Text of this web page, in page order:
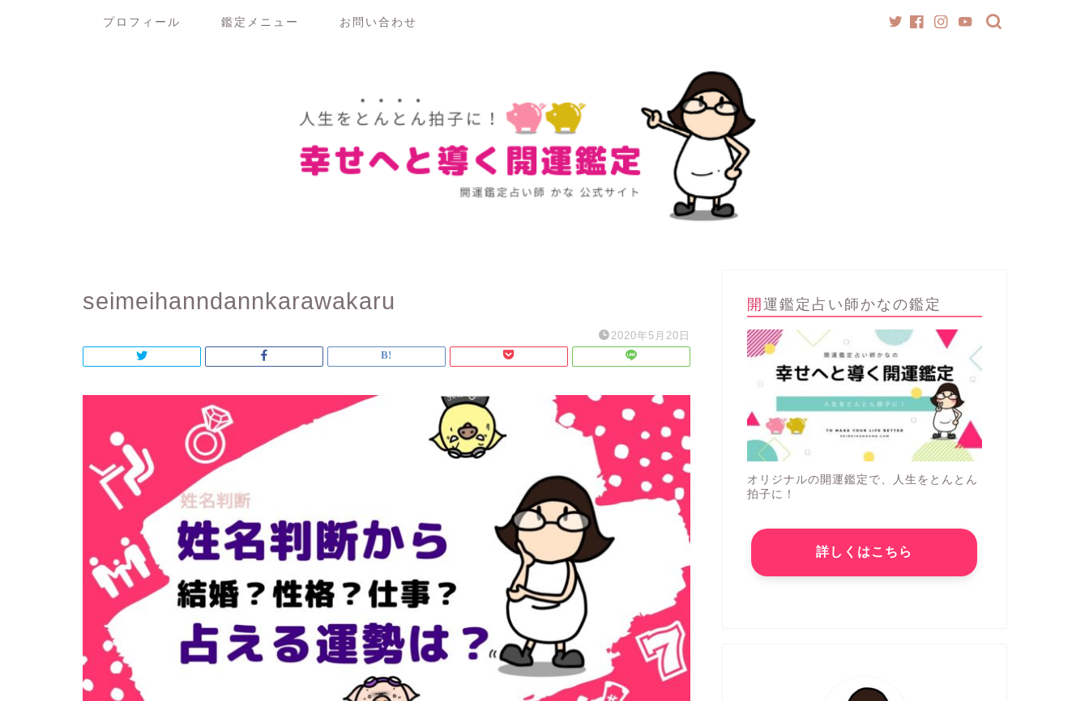
プロフィール 鑑定メニュー お問い合わせ
seimeihanndannkarawakaru
2020年5月20日
開運鑑定占い師かなの鑑定
オリジナルの開運鑑定で、人生をとんとん
拍子に！
詳しくはこちら